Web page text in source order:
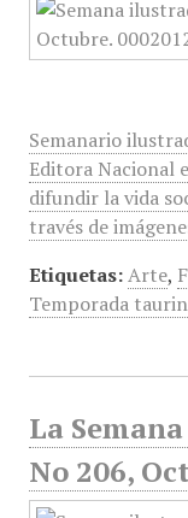
Semanario
Editora Nacional
difundir la vida
través de
Etiquetas: Arte,
Temporada
La
No 206,